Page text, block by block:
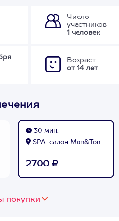
Число
участников
1 человек
Возраст
от 14 лет
30 мин.
SPA-салон Mon&Ton
2700 ₽
покупки